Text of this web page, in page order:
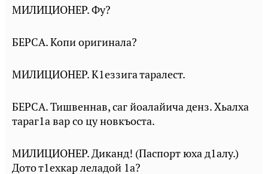
МИЛИЦИОНЕР. Фу?
БЕРСА. Копи оригинала?
МИЛИЦИОНЕР. К1еззига таралест.
БЕРСА. Тишвеннав, саг йоалайича денз. Хьалха
тараг1а вар со цу новкъоста.
МИЛИЦИОНЕР. Диканд! (Паспорт юха д1алу.)
Дото т1ехкар леладой 1а?